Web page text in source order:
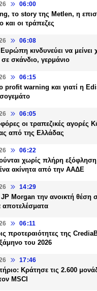
06:00
το story της Metlen, η
και οι τράπεζες
06:08
κινδυνεύει να μείνει
σκάνδιο, γερμάνιο
06:15
profit warning και γιατί η
06:05
οι τραπεζικές αγορές
από της Ελλάδας
06:22
χωρίς πλήρη εξόφληση
ακίνητα από την ΑΑΔΕ
14:29
Morgan την ανοικτή θέση
αποτελέσματα
06:11
προτεραιότητες της
του 2026
17:46
Κράτησε τις 2.600
MSCI